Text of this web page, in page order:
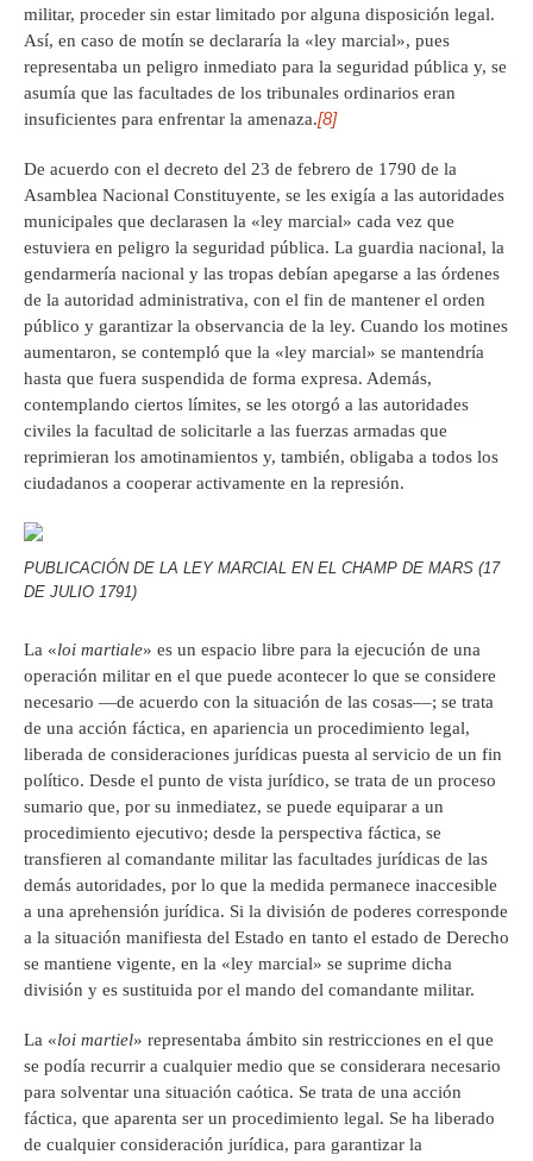
militar, proceder sin estar limitado por alguna disposición legal.
Así, en caso de motín se declararía la «ley marcial», pues
representaba un peligro inmediato para la seguridad pública y, se
asumía que las facultades de los tribunales ordinarios eran
insuficientes para enfrentar la amenaza.[8]
De acuerdo con el decreto del 23 de febrero de 1790 de la
Asamblea Nacional Constituyente, se les exigía a las autoridades
municipales que declarasen la «ley marcial» cada vez que
estuviera en peligro la seguridad pública. La guardia nacional, la
gendarmería nacional y las tropas debían apegarse a las órdenes
de la autoridad administrativa, con el fin de mantener el orden
público y garantizar la observancia de la ley. Cuando los motines
aumentaron, se contempló que la «ley marcial» se mantendría
hasta que fuera suspendida de forma expresa. Además,
contemplando ciertos límites, se les otorgó a las autoridades
civiles la facultad de solicitarle a las fuerzas armadas que
reprimieran los amotinamientos y, también, obligaba a todos los
ciudadanos a cooperar activamente en la represión.
PUBLICACIÓN DE LA LEY MARCIAL EN EL CHAMP DE MARS (17
DE JULIO 1791)
La «loi martiale» es un espacio libre para la ejecución de una
operación militar en el que puede acontecer lo que se considere
necesario —de acuerdo con la situación de las cosas––; se trata
de una acción fáctica, en apariencia un procedimiento legal,
liberada de consideraciones jurídicas puesta al servicio de un fin
político. Desde el punto de vista jurídico, se trata de un proceso
sumario que, por su inmediatez, se puede equiparar a un
procedimiento ejecutivo; desde la perspectiva fáctica, se
transfieren al comandante militar las facultades jurídicas de las
demás autoridades, por lo que la medida permanece inaccesible
a una aprehensión jurídica. Si la división de poderes corresponde
a la situación manifiesta del Estado en tanto el estado de Derecho
se mantiene vigente, en la «ley marcial» se suprime dicha
división y es sustituida por el mando del comandante militar.
La «loi martiel» representaba ámbito sin restricciones en el que
se podía recurrir a cualquier medio que se considerara necesario
para solventar una situación caótica. Se trata de una acción
fáctica, que aparenta ser un procedimiento legal. Se ha liberado
de cualquier consideración jurídica, para garantizar la